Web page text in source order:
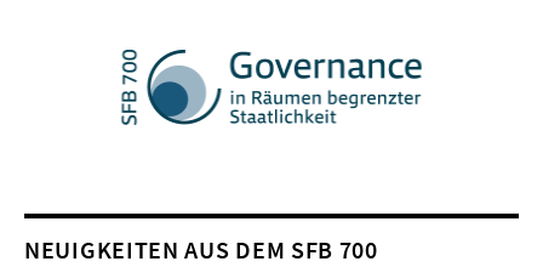
NEUIGKEITEN AUS DEM SFB 700